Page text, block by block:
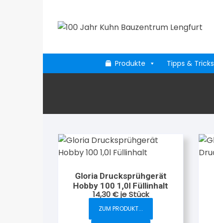
springen
Produkte Tipps & Tricks
Gloria Drucksprühgerät
Hobby 100 1,0l Füllinhalt
14,30€ je Stück
ZUM PRODUKT...